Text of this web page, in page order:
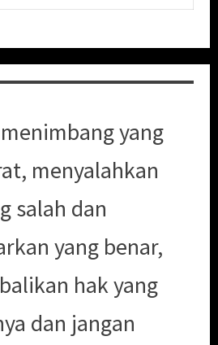
yang
menyalahkan
salah dan
yang benar,
hak yang
dan jangan